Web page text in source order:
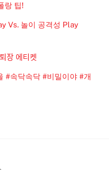
랑 팁!
Vs. 놀이 공격성 Play
에티켓
#속닥속닥 #비밀이야 #개